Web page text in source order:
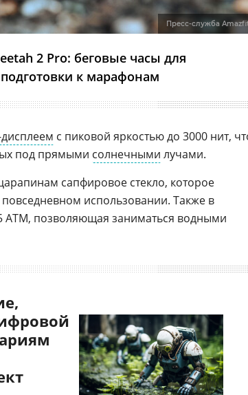
Пресс-служба
2 Pro: беговые часы для
к марафонам
дисплеем с пиковой яркостью до 3000 нит,
под прямыми солнечными лучами.
сапфировое стекло, которое
использовании. Также в
АТМ, позволяющая заниматься водными